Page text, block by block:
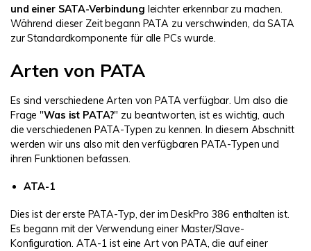
und einer SATA-Verbindung leichter erkennbar zu machen.
Während dieser Zeit begann PATA zu verschwinden, da SATA
zur Standardkomponente für alle PCs wurde.
Arten von PATA
Es sind verschiedene Arten von PATA verfügbar. Um also die
Frage "Was ist PATA?" zu beantworten, ist es wichtig, auch
die verschiedenen PATA-Typen zu kennen. In diesem Abschnitt
werden wir uns also mit den verfügbaren PATA-Typen und
ihren Funktionen befassen.
ATA-1
Dies ist der erste PATA-Typ, der im DeskPro 386 enthalten ist.
Es begann mit der Verwendung einer Master/Slave-
Konfiguration. ATA-1 ist eine Art von PATA, die auf einer